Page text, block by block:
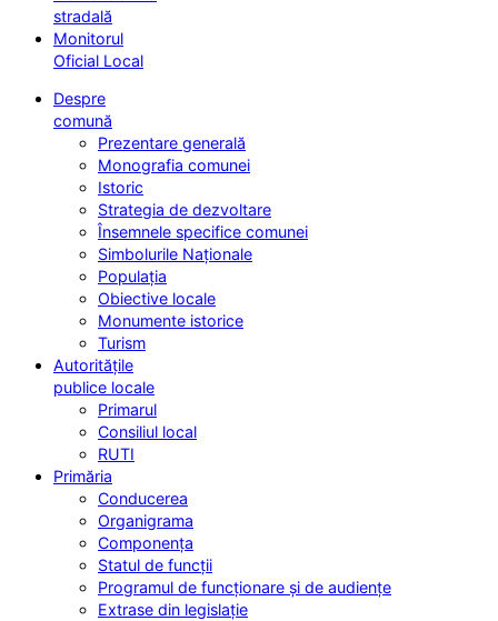
stradală
Monitorul
Oficial Local
Despre
comună
Prezentare generală
Monografia comunei
Istoric
Strategia de dezvoltare
Însemnele specifice comunei
Simbolurile Naționale
Populația
Obiective locale
Monumente istorice
Turism
Autoritățile
publice locale
Primarul
Consiliul local
RUTI
Primăria
Conducerea
Organigrama
Componența
Statul de funcții
Programul de funcționare și de audiențe
Extrase din legislație